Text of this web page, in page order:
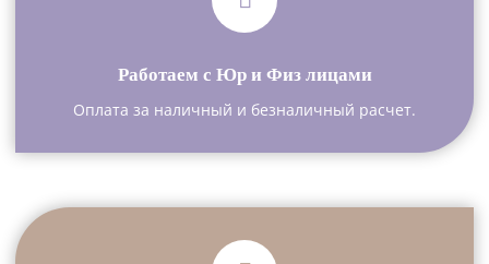
Работаем с Юр и Физ лицами
Оплата за наличный и безналичный расчет.